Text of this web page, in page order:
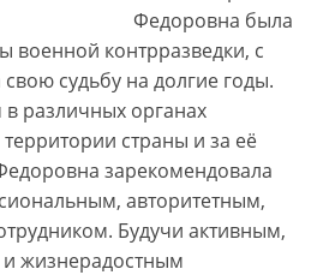
Федоровна была
военной контрразведки, с
судьбу на долгие годы.
в различных органах
страны и за её
зарекомендовала
авторитетным,
Будучи активным,
жизнерадостным